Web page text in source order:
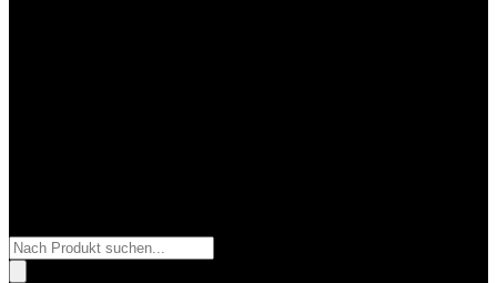
Products
search